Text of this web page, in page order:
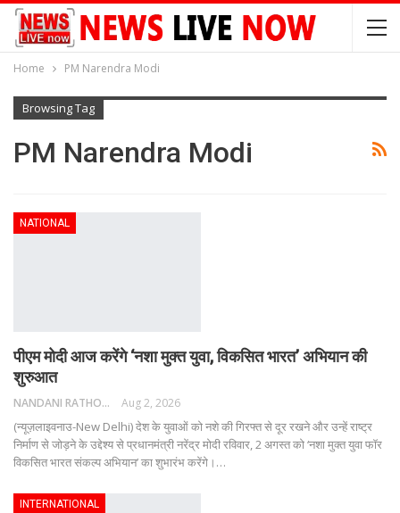
Home PM Narendra Modi
Browsing Tag
PM Narendra Modi
NATIONAL
पीएम मोदी आज करेंगे ‘नशा मुक्त युवा, विकसित भारत’ अभियान की
शुरुआत
NANDANI RATHORE Aug 2, 2026
(न्यूज़लाइवनाउ-New Delhi) देश के युवाओं को नशे की गिरफ्त से दूर रखने और उन्हें राष्ट्र
निर्माण से जोड़ने के उद्देश्य से प्रधानमंत्री नरेंद्र मोदी रविवार, 2 अगस्त को ‘नशा मुक्त युवा फॉर
विकसित भारत संकल्प अभियान’ का शुभारंभ करेंगे। …
INTERNATIONAL